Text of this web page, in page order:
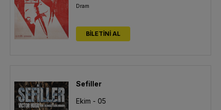
Dram
BİLETİNİ AL
Sefiller
Ekim - 05